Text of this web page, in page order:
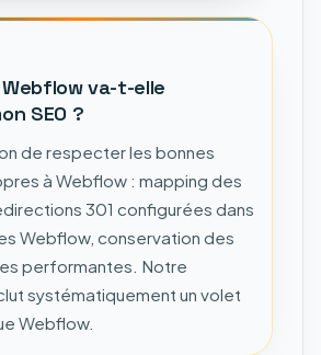
va-t-elle
SEO ?
de respecter les bonnes
à Webflow : mapping des
301 configurées dans
Webflow, conservation des
performantes. Notre
systématiquement un volet
Webflow.